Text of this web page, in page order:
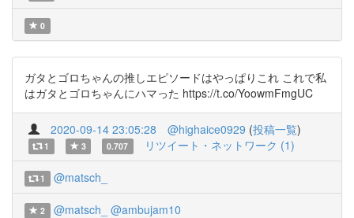
0
ガタとゴロちゃんの推しエピソードはやっぱりこれ これで私
はガタとゴロちゃんにハマった https://t.co/YoowmFmgUC
2020-09-14 23:05:28 @highaice0929 (投稿一覧)
1 3 0.707 リツイート・ネットワーク (1)
1 @matsch_
2 @matsch_ @ambujam10